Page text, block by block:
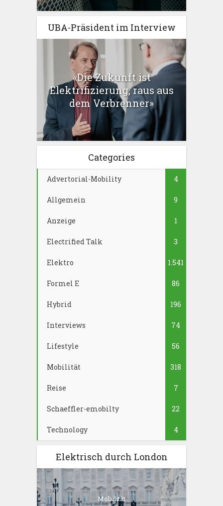
UBA-Präsident im Interview
«Die Zukunft ist
Elektrifizierung, raus aus
dem Verbrenner»
Categories
Advertorial-Mobility 4
Allgemein 9
Anzeige 1
Electrified Talk 3
Elektro 1.541
Formel E 86
Hybrid 196
Interviews 74
Lifestyle 56
Mobilität 318
Reise 7
Schaeffler-emobilty 22
Technology 4
Elektrisch durch London
Mobilität